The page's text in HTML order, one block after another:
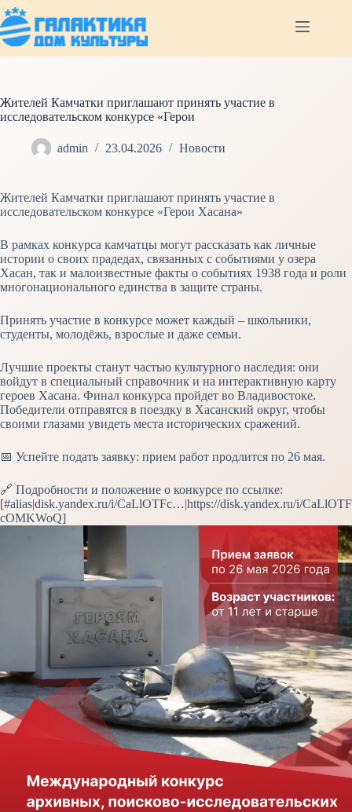
Перейти
к
сути
Жителей Камчатки приглашают принять участие в
исследовательском конкурсе «Герои
admin 23.04.2026 Новости
Жителей Камчатки приглашают принять участие в
исследовательском конкурсе «Герои Хасана»
В рамках конкурса камчатцы могут рассказать как личные
истории о своих прадедах, связанных с событиями у озера
Хасан, так и малоизвестные факты о событиях 1938 года и роли
многонационального единства в защите страны.
Принять участие в конкурсе может каждый – школьники,
студенты, молодёжь, взрослые и даже семьи.
Лучшие проекты станут частью культурного наследия: они
войдут в специальный справочник и на интерактивную карту
героев Хасана. Финал конкурса пройдет во Владивостоке.
Победители отправятся в поездку в Хасанский округ, чтобы
своими глазами увидеть места исторических сражений.
📅 Успейте подать заявку: прием работ продлится по 26 мая.
🔗 Подробности и положение о конкурсе по ссылке:
[#alias|disk.yandex.ru/i/CaLlOTFc…|https://disk.yandex.ru/i/CaLlOTF
cOMKWoQ]